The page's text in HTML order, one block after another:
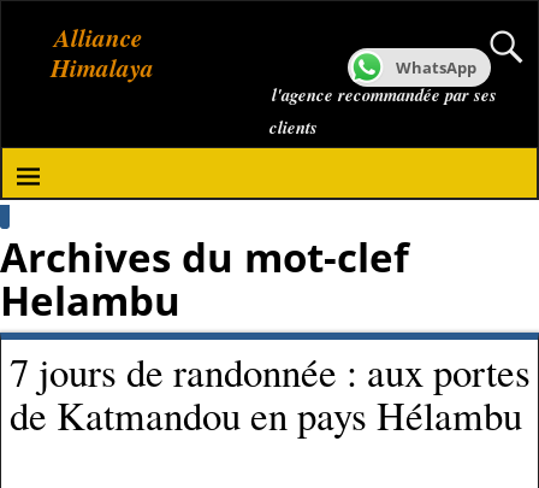
Alliance
Himalaya
l'agence recommandée par ses
clients
Archives du mot-clef
Helambu
7 jours de randonnée : aux portes
de Katmandou en pays Hélambu
WhatsApp